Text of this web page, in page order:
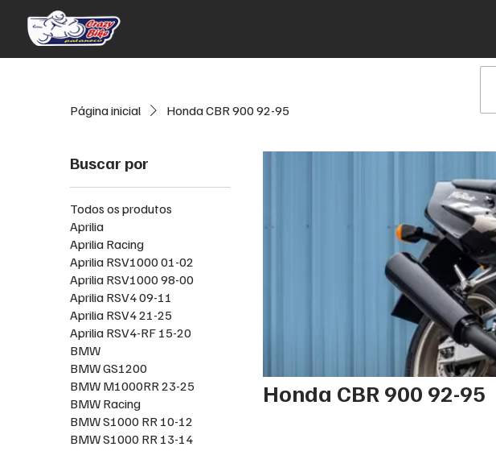
Página inicial Honda CBR 900 92-95
Buscar por
Todos os produtos
Aprilia
Aprilia Racing
Aprilia RSV1000 01-02
Aprilia RSV1000 98-00
Aprilia RSV4 09-11
Aprilia RSV4 21-25
Aprilia RSV4-RF 15-20
BMW
BMW GS1200
BMW M1000RR 23-25
BMW Racing
BMW S1000 RR 10-12
BMW S1000 RR 13-14
Honda CBR 900 92-95